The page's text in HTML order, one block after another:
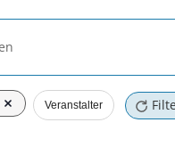
Filter entfernenVeranstalter